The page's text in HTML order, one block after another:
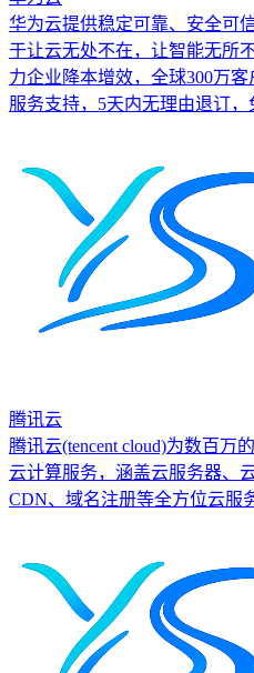
华为云提供稳定可靠、安全可
于让云无处不在，让智能无所
力企业降本增效，全球300万
服务支持，5天内无理由退订，
腾讯云
腾讯云(tencent cloud)为数百万
云计算服务，涵盖云服务器、
CDN、域名注册等全方位云服